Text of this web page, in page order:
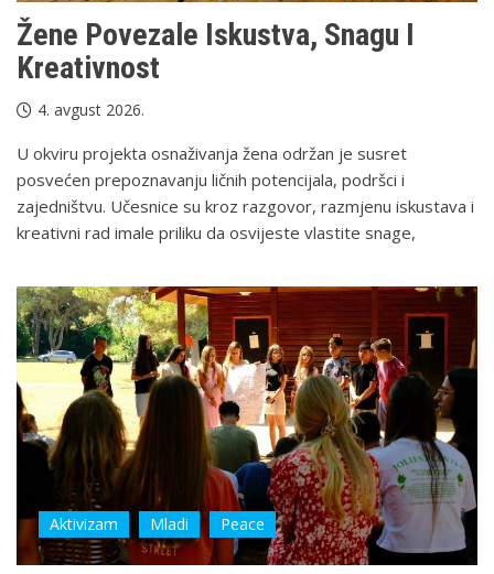
Žene Povezale Iskustva, Snagu I
Kreativnost
4. avgust 2026.
U okviru projekta osnaživanja žena održan je susret
posvećen prepoznavanju ličnih potencijala, podršci i
zajedništvu. Učesnice su kroz razgovor, razmjenu iskustava i
kreativni rad imale priliku da osvijeste vlastite snage,
Aktivizam Mladi Peace